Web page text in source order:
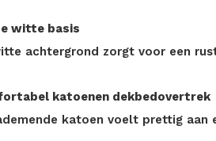
witte basis
achtergrond zorgt voor een
katoenen dekbedovertrek
katoen voelt prettig aan